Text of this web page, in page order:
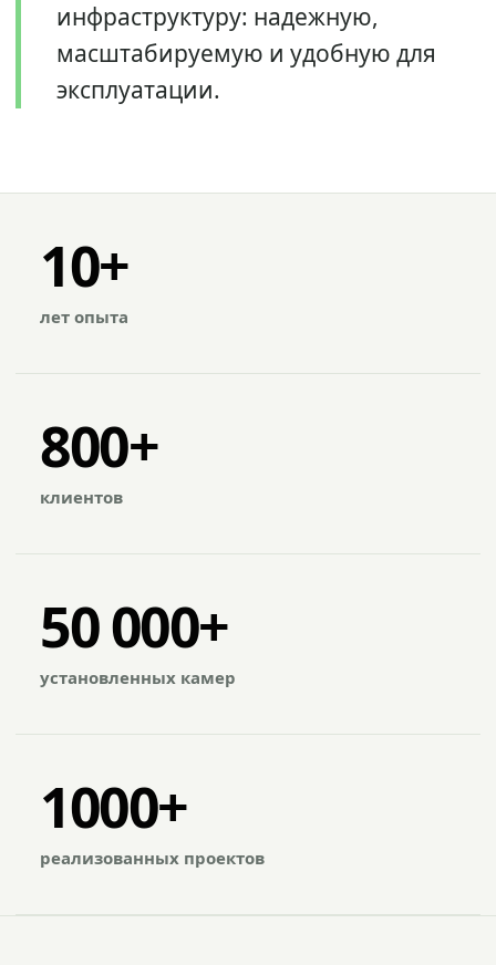
инфраструктуру: надежную,
масштабируемую и удобную для
эксплуатации.
10+
лет опыта
800+
клиентов
50 000+
установленных камер
1000+
реализованных проектов